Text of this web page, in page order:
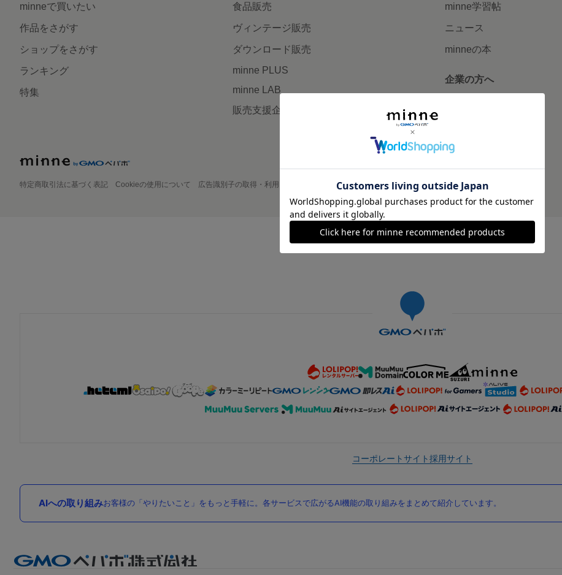
minneで買いたい
作品をさがす
ショップをさがす
ランキング
特集
食品販売
ヴィンテージ販売
ダウンロード販売
minne PLUS
minne LAB
販売支援企画・イベント
minne学習帖
ニュース
minneの本
企業の方へ
特定商取引法に基づく表記 Cookieの使用について 広告識別子の取得・利用 プライバシーポリシー 会社概要 採用情報 メディアキット
©GMO Pepabo, Inc. All rights reserved.
コーポレートサイト採用サイト
AIへの取り組みお客様の「やりたいこと」をもっと手軽に。各サービスで広がるAI機能の取り組みをまとめて紹介しています。